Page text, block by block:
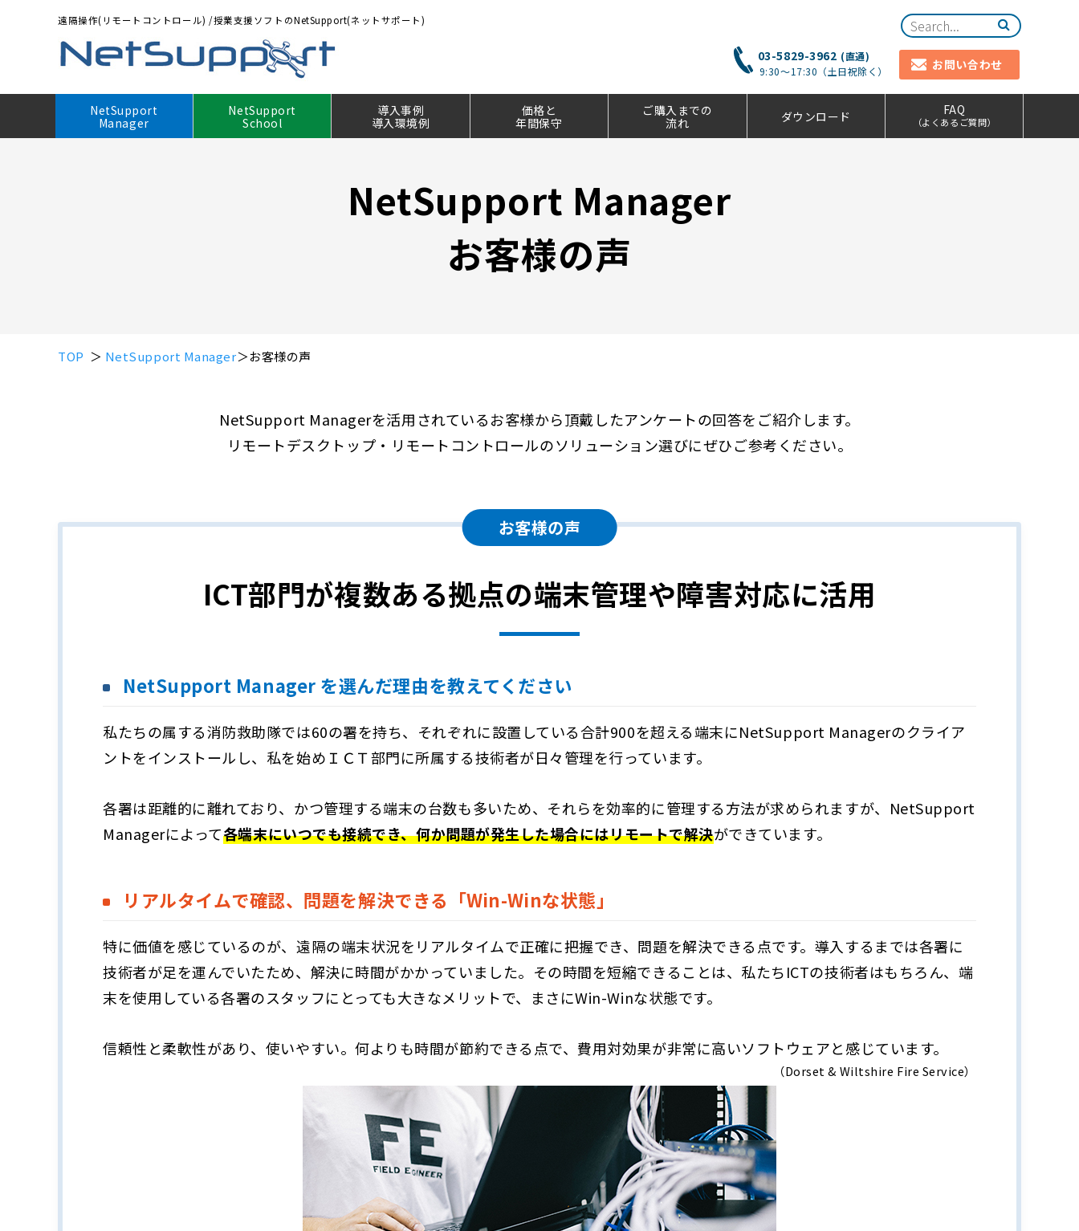
遠隔操作(リモートコントロール) /授業支援ソフトのNetSupport(ネットサポート)
03-5829-3962 (直通)
9:30～17:30（土日祝除く）
お問い合わせ
NetSupport
Manager
NetSupport
School
導入事例
導入環境例
価格と
年間保守
ご購入までの
流れ
ダウンロード FAQ
（よくあるご質問）
NetSupport Manager
お客様の声
TOP ＞ NetSupport Manager＞お客様の声
NetSupport Managerを活用されているお客様から頂戴したアンケートの回答をご紹介します。
リモートデスクトップ・リモートコントロールのソリューション選びにぜひご参考ください。
お客様の声
ICT部門が複数ある拠点の端末管理や障害対応に活用
NetSupport Manager を選んだ理由を教えてください
私たちの属する消防救助隊では60の署を持ち、それぞれに設置している合計900を超える端末にNetSupport Managerのクライア
ントをインストールし、私を始めＩＣＴ部門に所属する技術者が日々管理を行っています。
各署は距離的に離れており、かつ管理する端末の台数も多いため、それらを効率的に管理する方法が求められますが、NetSupport
Managerによって各端末にいつでも接続でき、何か問題が発生した場合にはリモートで解決ができています。
リアルタイムで確認、問題を解決できる「Win-Winな状態」
特に価値を感じているのが、遠隔の端末状況をリアルタイムで正確に把握でき、問題を解決できる点です。導入するまでは各署に
技術者が足を運んでいたため、解決に時間がかかっていました。その時間を短縮できることは、私たちICTの技術者はもちろん、端
末を使用している各署のスタッフにとっても大きなメリットで、まさにWin-Winな状態です。
信頼性と柔軟性があり、使いやすい。何よりも時間が節約できる点で、費用対効果が非常に高いソフトウェアと感じています。
（Dorset & Wiltshire Fire Service）